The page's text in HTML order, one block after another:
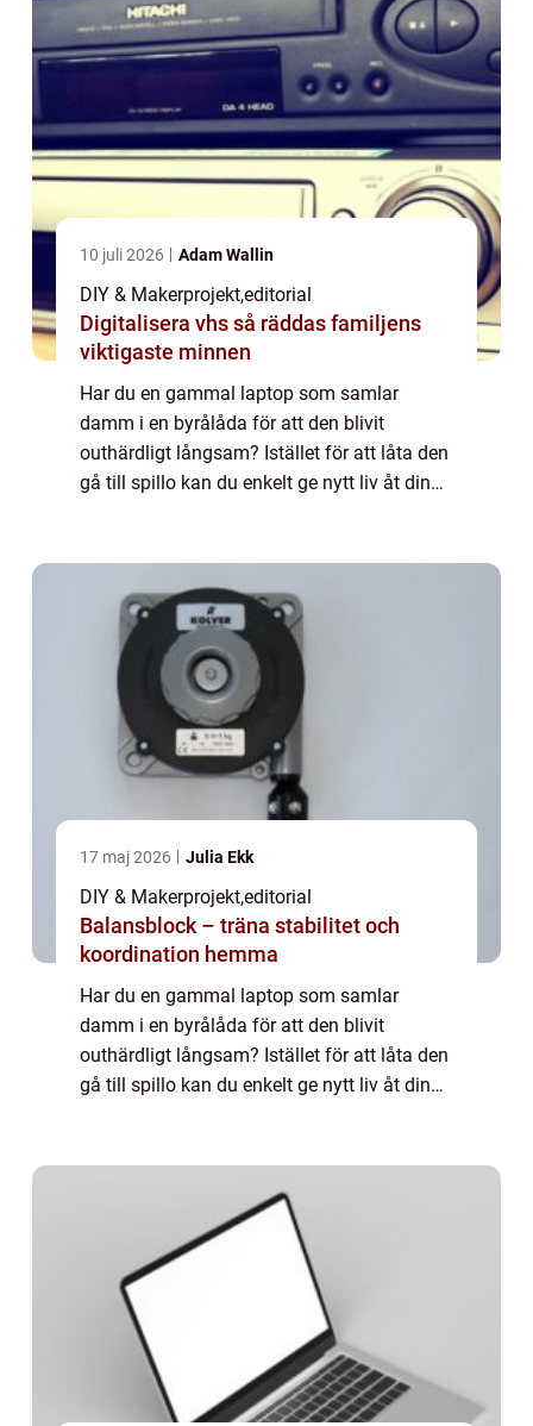
10 juli 2026 Adam Wallin
DIY & Makerprojekt,editorial
Digitalisera vhs så räddas familjens
viktigaste minnen
Har du en gammal laptop som samlar
damm i en byrålåda för att den blivit
outhärdligt långsam? Istället för att låta den
gå till spillo kan du enkelt ge nytt liv åt din
17 maj 2026 Julia Ekk
DIY & Makerprojekt,editorial
Balansblock – träna stabilitet och
koordination hemma
Har du en gammal laptop som samlar
damm i en byrålåda för att den blivit
outhärdligt långsam? Istället för att låta den
gå till spillo kan du enkelt ge nytt liv åt din